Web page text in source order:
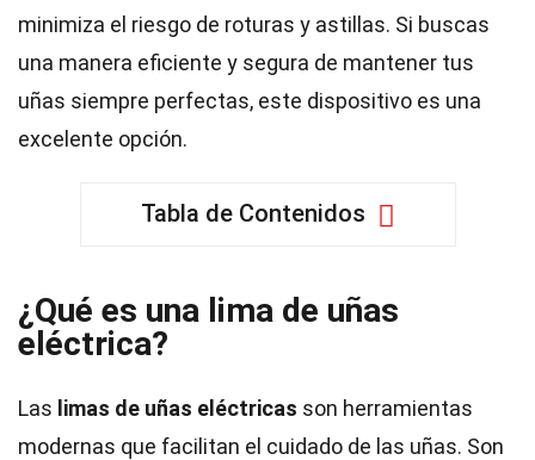
minimiza el riesgo de roturas y astillas. Si buscas
una manera eficiente y segura de mantener tus
uñas siempre perfectas, este dispositivo es una
excelente opción.
Tabla de Contenidos
¿Qué es una lima de uñas
eléctrica?
Las limas de uñas eléctricas son herramientas
modernas que facilitan el cuidado de las uñas. Son